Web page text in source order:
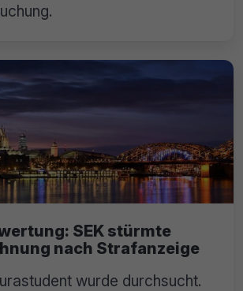
SEK stürmte
nach Strafanzeige
wurde durchsucht.